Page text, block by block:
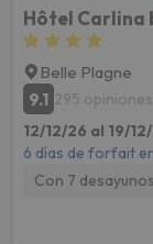
Hôtel Carlina
Belle Plagne
9.1 295 opiniones
12/12/26 al 19/
6 días de forfait
Con 7 desayunos